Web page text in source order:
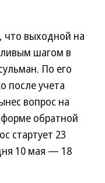
что выходной на
шагом в
По его
после учета
вопрос на
обратной
стартует 23
10 мая — 18